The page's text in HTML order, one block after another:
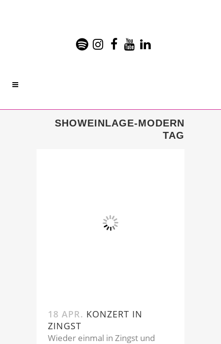
SHOWEINLAGE-MODERN
TAG
18 APR. KONZERT IN
ZINGST
Wieder einmal in Zingst und